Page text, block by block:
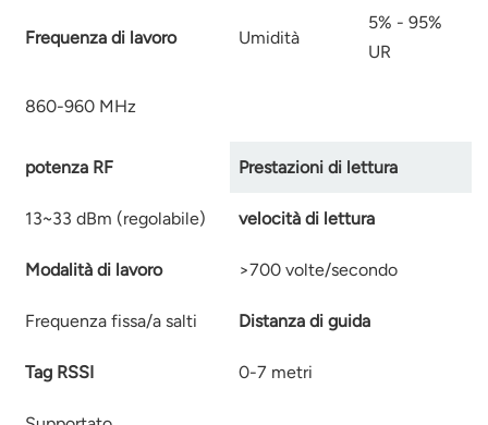
Frequenza di lavoro Umidità
5% - 95%
UR
860-960 MHz
potenza RF Prestazioni di lettura
13~33 dBm (regolabile) velocità di lettura
Modalità di lavoro >700 volte/secondo
Frequenza fissa/a salti Distanza di guida
Tag RSSI 0-7 metri